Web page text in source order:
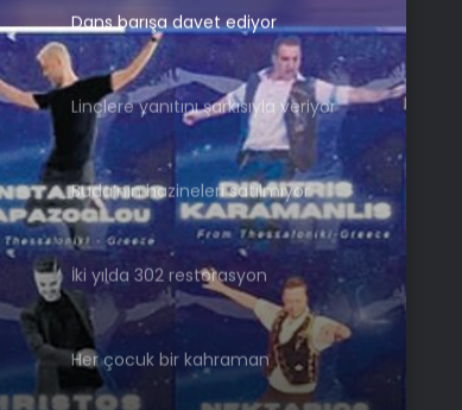
Dans barışa davet ediyor
Linçlere yanıtını şarkısıyla veriyor
Buda’nın hazineleri satılmıyor
İki yılda 302 restorasyon
Her çocuk bir kahraman